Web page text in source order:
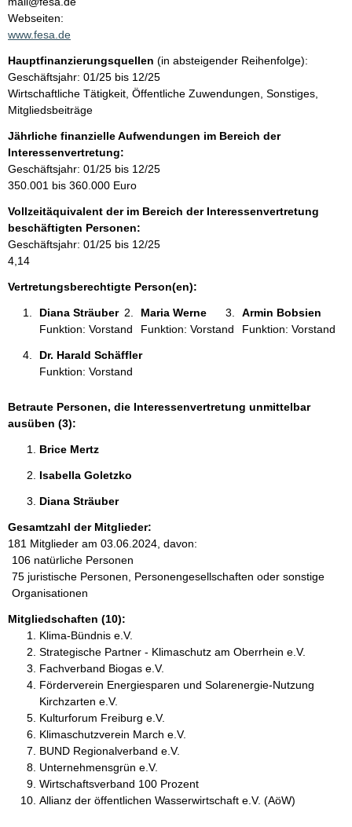
t
t
a
t
i
n
f
o
r
m
a
i
o
n
e
n
Webseiten:
www.fesa.de
Hauptfinanzierungsquellen (in absteigender Reihenfolge):
Geschäftsjahr: 01/25 bis 12/25
Wirtschaftliche Tätigkeit, Öffentliche Zuwendungen, Sonstiges,
Mitgliedsbeiträge
Jährliche finanzielle Aufwendungen im Bereich der
Interessenvertretung:
Geschäftsjahr: 01/25 bis 12/25
350.001 bis 360.000 Euro
Vollzeitäquivalent der im Bereich der Interessenvertretung
beschäftigten Personen:
Geschäftsjahr: 01/25 bis 12/25
4,14
Vertretungsberechtigte Person(en):
Diana Sträuber
Funktion: Vorstand
Maria Werne
Funktion: Vorstand
Armin Bobsien
Funktion: Vorstand
Dr. Harald Schäffler
Funktion: Vorstand
Betraute Personen, die Interessenvertretung unmittelbar
ausüben (3):
Brice Mertz
Isabella Goletzko
Diana Sträuber
Gesamtzahl der Mitglieder:
181 Mitglieder am 03.06.2024, davon:
106 natürliche Personen
75 juristische Personen, Personengesellschaften oder sonstige
Organisationen
Mitgliedschaften (10):
Klima-Bündnis e.V.
Strategische Partner - Klimaschutz am Oberrhein e.V.
Fachverband Biogas e.V.
Förderverein Energiesparen und Solarenergie-Nutzung
Kirchzarten e.V.
Kulturforum Freiburg e.V.
Klimaschutzverein March e.V.
BUND Regionalverband e.V.
Unternehmensgrün e.V.
Wirtschaftsverband 100 Prozent
Allianz der öffentlichen Wasserwirtschaft e.V. (AöW)